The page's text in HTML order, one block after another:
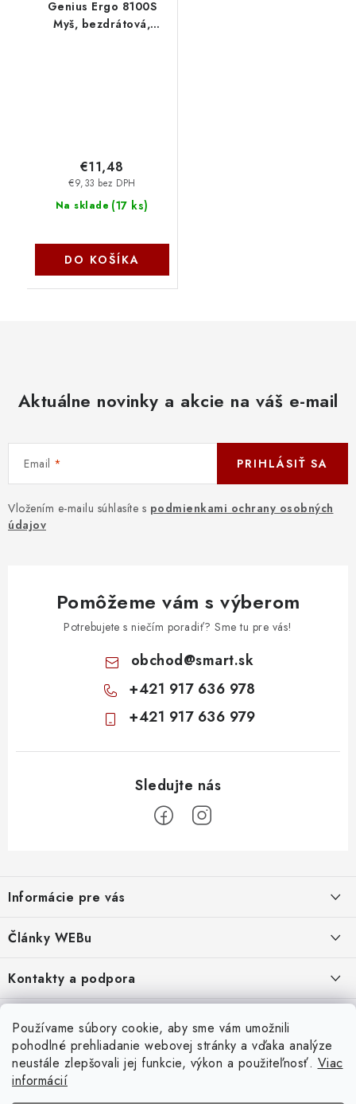
Používame súbory cookie, aby sme vám umožnili
pohodlné prehliadanie webovej stránky a vďaka analýze
neustále zlepšovali jej funkcie, výkon a použiteľnosť. Viac
informácií
Genius Ergo 8100S
Myš, bezdrátová,
Na sklade (17 ks)
€9,33 bez DPH
€11,48
DO KOŠÍKA
Aktuálne novinky a akcie na váš e-mail
Email
Vložením e-mailu súhlasíte s podmienkami ochrany osobných
údajov
PRIHLÁSIŤ SA
Pomôžeme vám s výberom
Potrebujete s niečím poradiť? Sme tu pre vás!
obchod@smart.sk
+421 917 636 978
+421 917 636 979
p
ä
e
Informácie pre vás
Obchodné podmienky
Moja objednávka
Odstúpenie od zmluvy
Formuláre na stiahnutie
Napíšte nám
Články WEBu
Dôležité oznamy
16.6.2026
Nákup na splátky
23.10.2022
Ako nakupovať
Kontakty a podpora
2.8.2022
Doprava a Platba
4.3.2022
Servisné služby
Servis a služby pre Vás
5.3.2022
Doprava - UPS Doprava - Packeta Splátky - Home Credit